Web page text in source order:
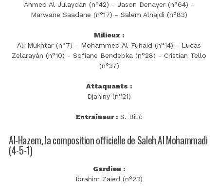
Ahmed Al Julaydan (n°42) - Jason Denayer (n°64) -
Marwane Saadane (n°17) - Salem Alnajdi (n°83)
Milieux :
Ali Mukhtar (n°7) - Mohammed Al-Fuhaid (n°14) - Lucas
Zelarayán (n°10) - Sofiane Bendebka (n°28) - Cristian Tello
(n°37)
Attaquants :
Djaniny (n°21)
Entraîneur :S. Bilić
Al-Hazem, la composition officielle de Saleh Al Mohammadi
(4-5-1)
Gardien :
Ibrahim Zaied (n°23)